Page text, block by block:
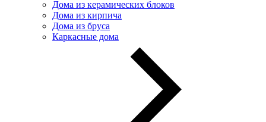
Дома из керамических блоков
Дома из кирпича
Дома из бруса
Каркасные дома